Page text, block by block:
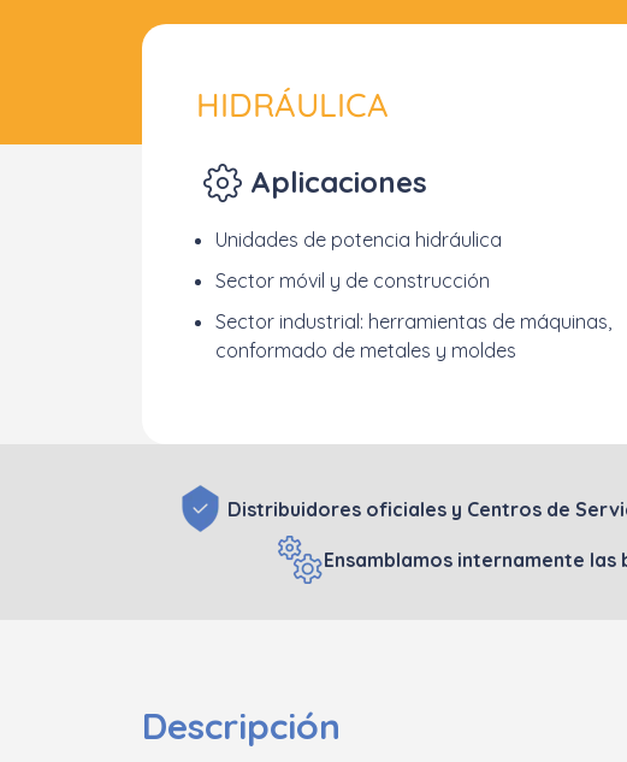
HIDRÁULICA
Aplicaciones
Unidades de potencia hidráulica
Sector móvil y de construcción
Sector industrial: herramientas de máquinas,
conformado de metales y moldes
Distribuidores oficiales y Centros de
Ensamblamos internamente
Descripción